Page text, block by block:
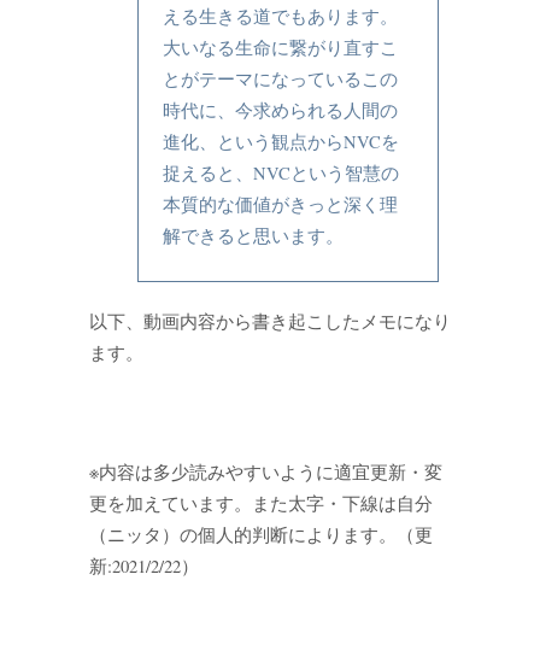
える生きる道でもあります。
大いなる生命に繋がり直すこ
とがテーマになっているこの
時代に、今求められる人間の
進化、という観点からNVCを
捉えると、NVCという智慧の
本質的な価値がきっと深く理
解できると思います。
以下、動画内容から書き起こしたメモになり
ます。
※内容は多少読みやすいように適宜更新・変
更を加えています。また太字・下線は自分
（ニッタ）の個人的判断によります。（更
新:2021/2/22）